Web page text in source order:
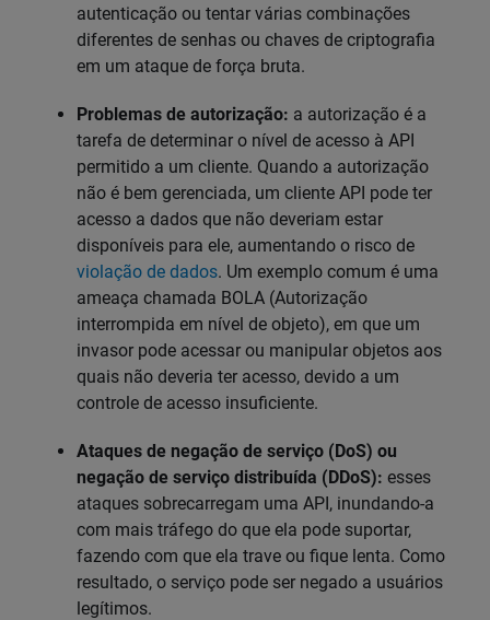
autenticação ou tentar várias combinações
diferentes de senhas ou chaves de criptografia
em um ataque de força bruta.
Problemas de autorização: a autorização é a
tarefa de determinar o nível de acesso à API
permitido a um cliente. Quando a autorização
não é bem gerenciada, um cliente API pode ter
acesso a dados que não deveriam estar
disponíveis para ele, aumentando o risco de
violação de dados. Um exemplo comum é uma
ameaça chamada BOLA (Autorização
interrompida em nível de objeto), em que um
invasor pode acessar ou manipular objetos aos
quais não deveria ter acesso, devido a um
controle de acesso insuficiente.
Ataques de negação de serviço (DoS) ou
negação de serviço distribuída (DDoS): esses
ataques sobrecarregam uma API, inundando-a
com mais tráfego do que ela pode suportar,
fazendo com que ela trave ou fique lenta. Como
resultado, o serviço pode ser negado a usuários
legítimos.